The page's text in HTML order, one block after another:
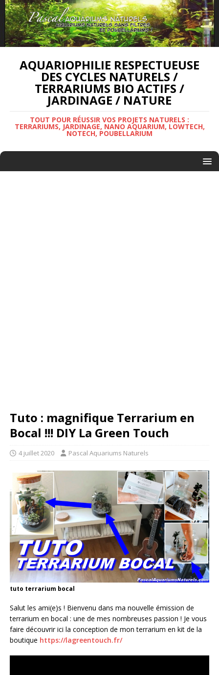
AQUARIOPHILIE RESPECTUEUSE
DES CYCLES NATURELS /
TERRARIUMS BIO ACTIFS /
JARDINAGE / NATURE
TOUT POUR RÉUSSIR VOS PROJETS NATURELS :
TERRARIUMS, JARDINAGE, NANO AQUARIUM, LOWTECH,
NOTECH, POUBELLARIUM
Tuto : magnifique Terrarium en
Bocal !!! DIY La Green Touch
4 juillet 2020 Pascal Aquariums Naturels
tuto terrarium bocal
Salut les ami(e)s ! Bienvenu dans ma nouvelle émission de
terrarium en bocal : une de mes nombreuses passion ! Je vous
faire découvrir ici la conception de mon terrarium en kit de la
boutique https://lagreentouch.fr/